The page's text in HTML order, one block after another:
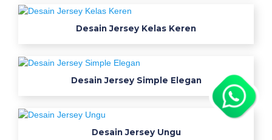
Desain Jersey Kelas Keren
Desain Jersey Simple Elegan
Desain Jersey Ungu